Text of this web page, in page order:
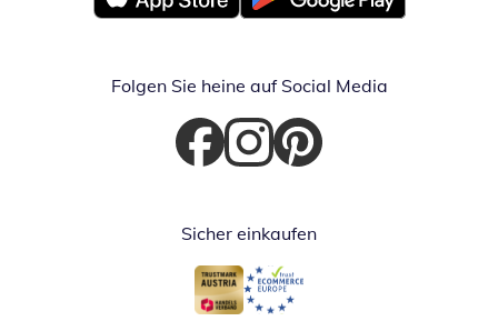
Öffnet in neuem FensterÖffnet in neuem Fenster
Folgen Sie heine auf Social Media
Öffnet in neuem Fenster
Öffnet in neuem Fenster
Öffnet in neuem Fenster
Sicher einkaufen
Öffnet in neuem Fenster
Öffnet in neuem Fenster